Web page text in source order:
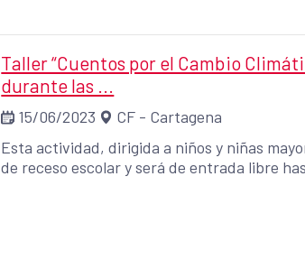
Taller “Cuentos por el Cambio
durante las ...
15/06/2023
CF - Cartagena
Esta actividad, dirigida a niños y niñas
de receso escolar y será de entrada libre